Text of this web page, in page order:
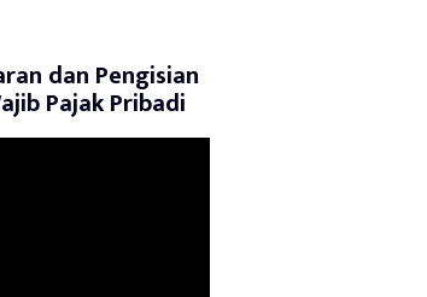
dan Pengisian
Pajak Pribadi